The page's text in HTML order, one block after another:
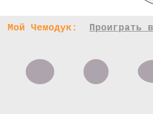
Мой Чемодук: Проиграть